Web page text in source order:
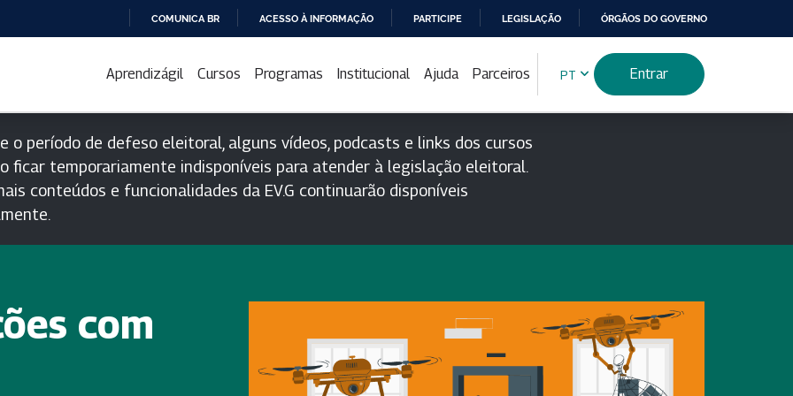
PARA
CONTEÚDO
COMUNICA BR ACESSO À INFORMAÇÃO PARTICIPE LEGISLAÇÃO ÓRGÃOS DO GOVERNO
Aprendizágil Cursos Programas Institucional Ajuda Parceiros PT Entrar
o período de defeso eleitoral, alguns vídeos, podcasts e links dos cursos
ficar temporariamente indisponíveis para atender à legislação eleitoral.
conteúdos e funcionalidades da EV.G continuarão disponíveis
com